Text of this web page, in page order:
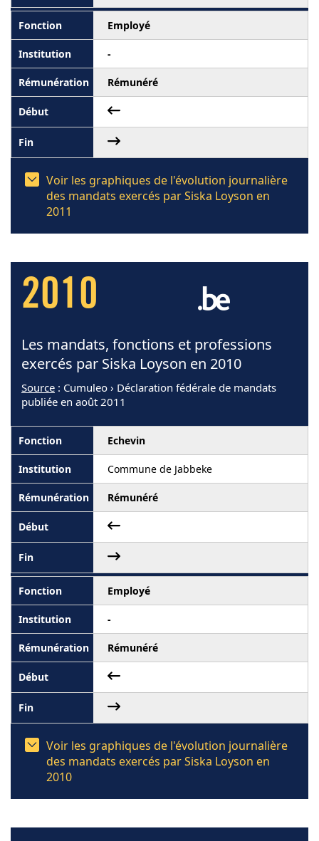
Employé
-
Rémunéré
Voir les graphiques de l'évolution journalière
des mandats exercés par Siska Loyson en
2011
2010
Les mandats, fonctions et professions
exercés par Siska Loyson en 2010
Source : Cumuleo › Déclaration fédérale de mandats
publiée en août 2011
Echevin
Commune de Jabbeke
Rémunéré
Employé
-
Rémunéré
Voir les graphiques de l'évolution journalière
des mandats exercés par Siska Loyson en
2010